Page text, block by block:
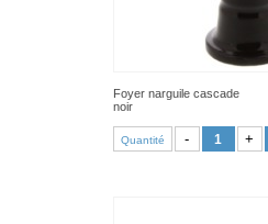
Foyer narguile cascade
noir
Quantité - +